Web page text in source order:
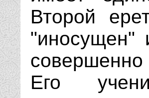
Второй
"иносущен"
Его